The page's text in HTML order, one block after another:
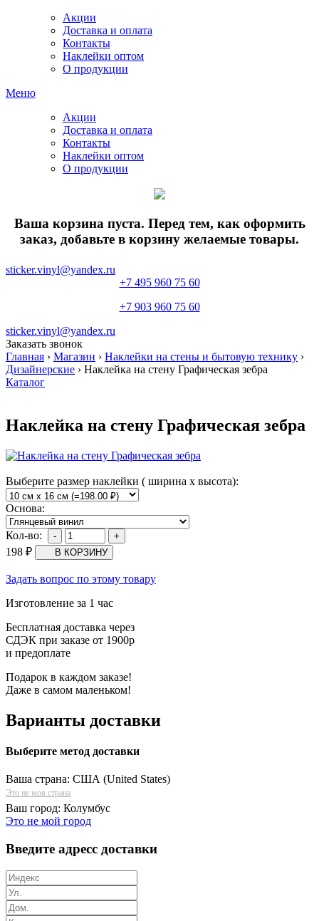
Акции
Доставка и оплата
Контакты
Наклейки оптом
О продукции
Меню
Акции
Доставка и оплата
Контакты
Наклейки оптом
О продукции
Ваша корзина пуста. Перед тем, как оформить
заказ, добавьте в корзину желаемые товары.
sticker.vinyl@yandex.ru
+7 495 960 75 60
+7 903 960 75 60
sticker.vinyl@yandex.ru
Заказать звонок
Главная › Магазин › Наклейки на стены и бытовую технику ›
Дизайнерские › Наклейка на стену Графическая зебра
Каталог
Наклейка на стену Графическая зебра
Выберите размер наклейки ( ширина х высота):
Основа:
Кол-во:
198 ₽
Задать вопрос по этому товару
Изготовление за 1 час
Бесплатная доставка через
СДЭК при заказе от 1900р
и предоплате
Подарок в каждом заказе!
Даже в самом маленьком!
Варианты доставки
Выберите метод доставки
Ваша страна: США (United States)
Это не моя страна
Ваш город: Колумбус
Это не мой город
Введите адресс доставки